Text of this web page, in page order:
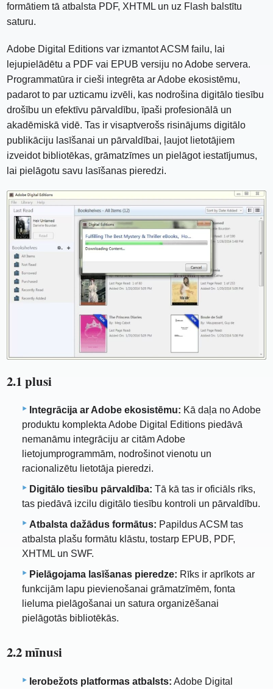
formātiem tā atbalsta PDF, XHTML un uz Flash balstītu
saturu.
Adobe Digital Editions var izmantot ACSM failu, lai
lejupielādētu a PDF vai EPUB versiju no Adobe servera.
Programmatūra ir cieši integrēta ar Adobe ekosistēmu,
padarot to par uzticamu izvēli, kas nodrošina digitālo tiesību
drošību un efektīvu pārvaldību, īpaši profesionālā un
akadēmiskā vidē. Tas ir visaptverošs risinājums digitālo
publikāciju lasīšanai un pārvaldībai, ļaujot lietotājiem
izveidot bibliotēkas, grāmatzīmes un pielāgot iestatījumus,
lai pielāgotu savu lasīšanas pieredzi.
2.1 plusi
Integrācija ar Adobe ekosistēmu: Kā daļa no Adobe
produktu komplekta Adobe Digital Editions piedāvā
nemanāmu integrāciju ar citām Adobe
lietojumprogrammām, nodrošinot vienotu un
racionalizētu lietotāja pieredzi.
Digitālo tiesību pārvaldība: Tā kā tas ir oficiāls rīks,
tas piedāvā izcilu digitālo tiesību kontroli un pārvaldību.
Atbalsta dažādus formātus: Papildus ACSM tas
atbalsta plašu formātu klāstu, tostarp EPUB, PDF,
XHTML un SWF.
Pielāgojama lasīšanas pieredze: Rīks ir aprīkots ar
funkcijām lapu pievienošanai grāmatzīmēm, fonta
lieluma pielāgošanai un satura organizēšanai
pielāgotās bibliotēkās.
2.2 mīnusi
Ierobežots platformas atbalsts: Adobe Digital